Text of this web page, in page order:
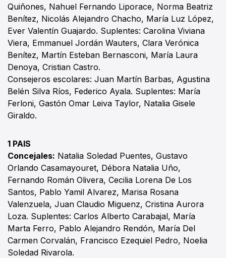
Quiñones, Nahuel Fernando Liporace, Norma Beatriz
Benítez, Nicolás Alejandro Chacho, María Luz López,
Ever Valentín Guajardo. Suplentes: Carolina Viviana
Viera, Emmanuel Jordán Wauters, Clara Verónica
Benítez, Martín Esteban Bernasconi, María Laura
Denoya, Cristian Castro.
Consejeros escolares: Juan Martín Barbas, Agustina
Belén Silva Ríos, Federico Ayala. Suplentes: María
Ferloni, Gastón Omar Leiva Taylor, Natalia Gisele
Giraldo.
1 PAIS
Concejales: Natalia Soledad Puentes, Gustavo
Orlando Casamayouret, Débora Natalia Uño,
Fernando Román Olivera, Cecilia Lorena De Los
Santos, Pablo Yamil Alvarez, Marisa Rosana
Valenzuela, Juan Claudio Miguenz, Cristina Aurora
Loza. Suplentes: Carlos Alberto Carabajal, María
Marta Ferro, Pablo Alejandro Rendón, María Del
Carmen Corvalán, Francisco Ezequiel Pedro, Noelia
Soledad Rivarola.